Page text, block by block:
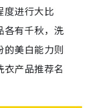
度进行大比
各有千秋，洗
的美白能力则
产品推荐名